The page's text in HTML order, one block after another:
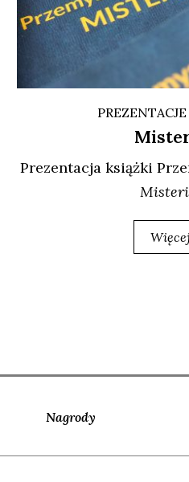
Pre­zen­ta­cja książ­ki
Więcej
Nagrody